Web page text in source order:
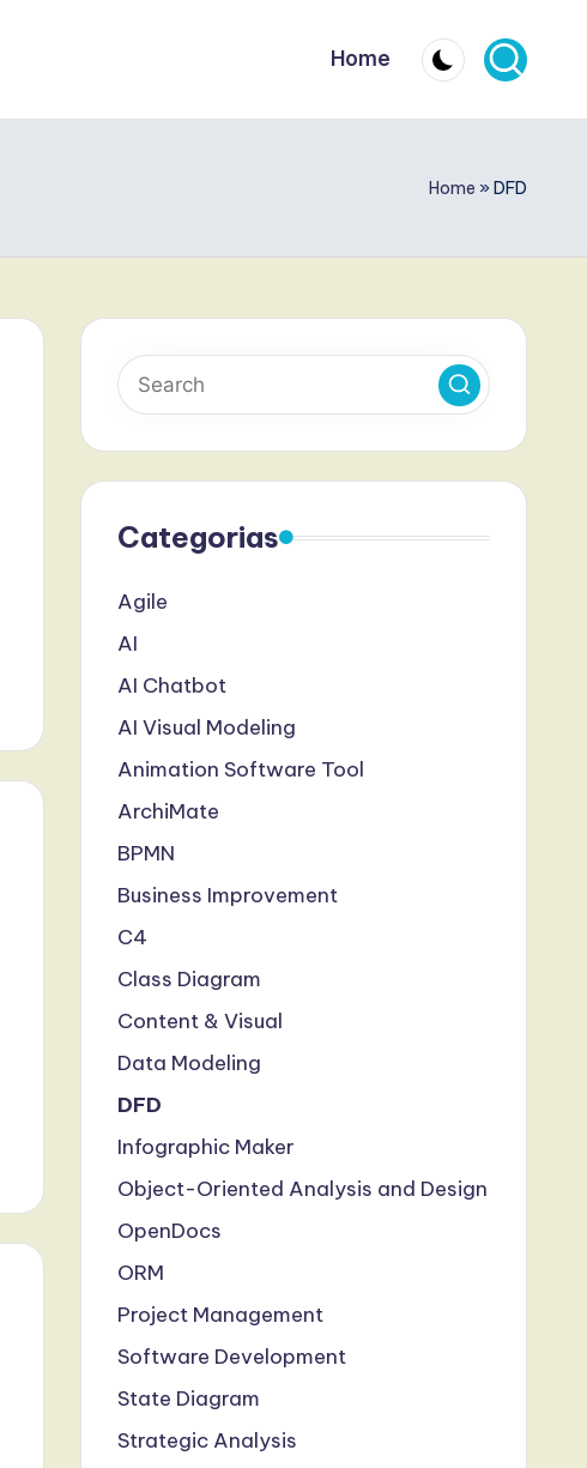
Home
Home » DFD
Categorias
Agile
AI
AI Chatbot
AI Visual Modeling
Animation Software Tool
ArchiMate
BPMN
Business Improvement
C4
Class Diagram
Content & Visual
Data Modeling
DFD
Infographic Maker
Object-Oriented Analysis and Design
OpenDocs
ORM
Project Management
Software Development
State Diagram
Strategic Analysis